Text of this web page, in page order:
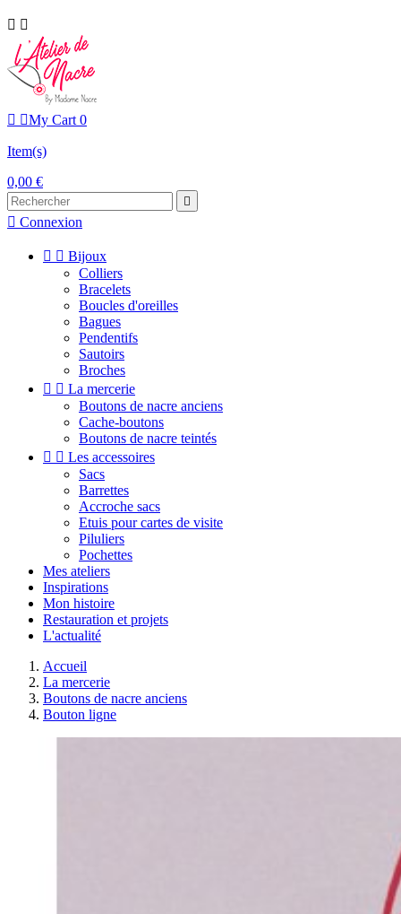
 
 My Cart 0
Item(s)
0,00 €

 Connexion
  Bijoux
Colliers
Bracelets
Boucles d'oreilles
Bagues
Pendentifs
Sautoirs
Broches
  La mercerie
Boutons de nacre anciens
Cache-boutons
Boutons de nacre teintés
  Les accessoires
Sacs
Barrettes
Accroche sacs
Etuis pour cartes de visite
Piluliers
Pochettes
Mes ateliers
Inspirations
Mon histoire
Restauration et projets
L'actualité
Accueil
La mercerie
Boutons de nacre anciens
Bouton ligne